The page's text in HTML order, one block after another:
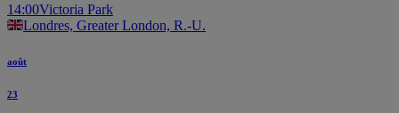
14:00Victoria Park
Londres, Greater London, R.-U.
août
23